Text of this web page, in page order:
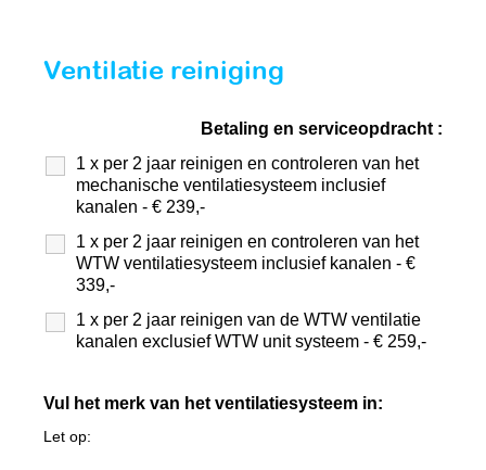
Ventilatie reiniging
Betaling en serviceopdracht :
1 x per 2 jaar reinigen en controleren van het
mechanische ventilatiesysteem inclusief
kanalen - € 239,-
1 x per 2 jaar reinigen en controleren van het
WTW ventilatiesysteem inclusief kanalen - €
339,-
1 x per 2 jaar reinigen van de WTW ventilatie
kanalen exclusief WTW unit systeem - € 259,-
Vul het merk van het ventilatiesysteem in:
Let op: